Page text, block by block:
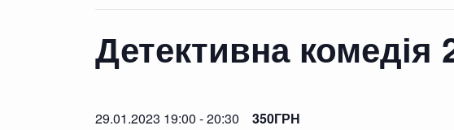
Детективна комедія
29.01.2023 19:00 -20:30 350ГРН